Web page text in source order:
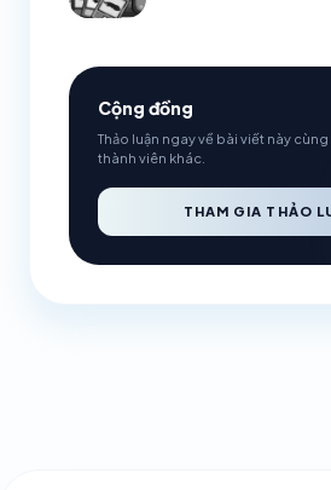
Cộng đồng
Thảo luận ngay về bài viết này
thành viên khác.
THAM GIA THẢO